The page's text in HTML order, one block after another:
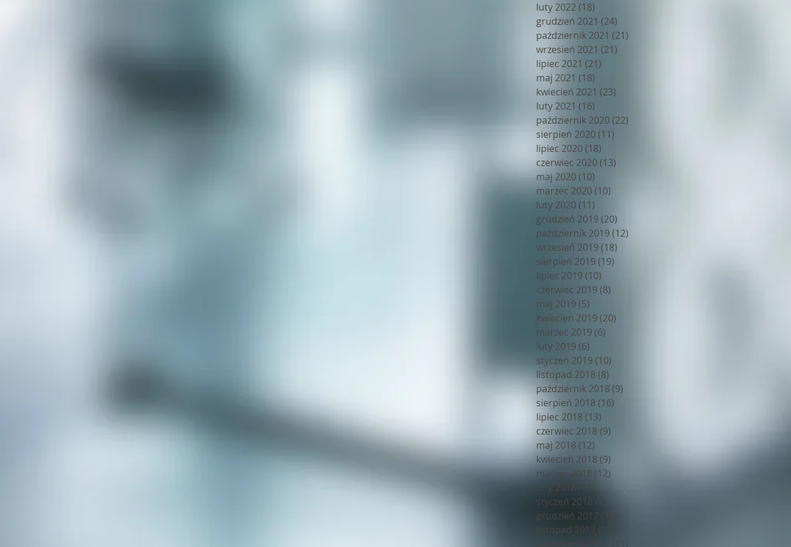
luty 2022 (18)
grudzień 2021 (24)
październik 2021 (21)
wrzesień 2021 (21)
lipiec 2021 (21)
maj 2021 (18)
kwiecień 2021 (23)
luty 2021 (16)
październik 2020 (22)
sierpień 2020 (11)
lipiec 2020 (18)
czerwiec 2020 (13)
maj 2020 (10)
marzec 2020 (10)
luty 2020 (11)
grudzień 2019 (20)
październik 2019 (12)
wrzesień 2019 (18)
sierpień 2019 (19)
lipiec 2019 (10)
czerwiec 2019 (8)
maj 2019 (5)
kwiecień 2019 (20)
marzec 2019 (6)
luty 2019 (6)
styczeń 2019 (10)
listopad 2018 (8)
październik 2018 (9)
sierpień 2018 (16)
lipiec 2018 (13)
czerwiec 2018 (9)
maj 2018 (12)
kwiecień 2018 (9)
marzec 2018 (12)
luty 2018
styczeń 2018
grudzień 2017 (10)
listopad 2017 (11)
październik 2017
(11)